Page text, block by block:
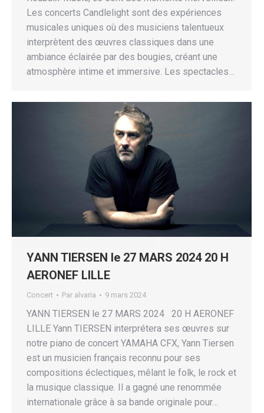
Les concerts Candlelight sont des expériences
musicales uniques où des musiciens talentueux
interprètent des œuvres classiques dans une
ambiance éclairée par des bougies, créant une
atmosphère intime et immersive. Les spectacles…
YANN TIERSEN le 27 MARS 2024 20 H
AERONEF LILLE
Concert Par alvaria 9 mars 2024
YANN TIERSEN le 27 MARS 2024 20 H AERONEF
LILLE Yann TIERSEN interprétera ses œuvres sur
notre piano de concert YAMAHA CFX, Yann Tiersen
est un musicien français reconnu pour ses
compositions éclectiques, mêlant le folk, le rock et
la musique classique. Il a gagné une renommée
internationale grâce à sa bande originale pour…